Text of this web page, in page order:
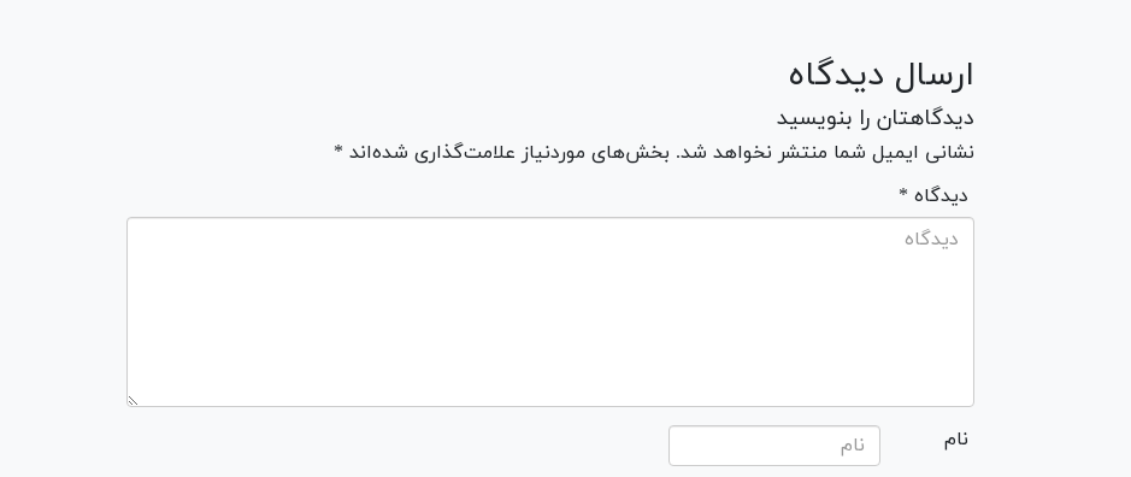
ارسال دیدگاه
دیدگاهتان را بنویسید
نشانی ایمیل شما منتشر نخواهد شد. بخش‌های موردنیاز علامت‌گذاری شده‌اند *
* دیدگاه
نام